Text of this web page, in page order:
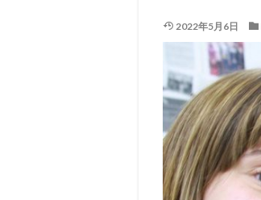
2022年5月6日